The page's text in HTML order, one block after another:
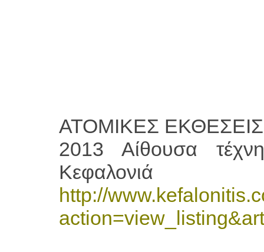
ΑΤΟΜΙΚΕΣ ΕΚΘΕΣΕΙΣ
2013 Αίθουσα
Κεφαλονιά
http://